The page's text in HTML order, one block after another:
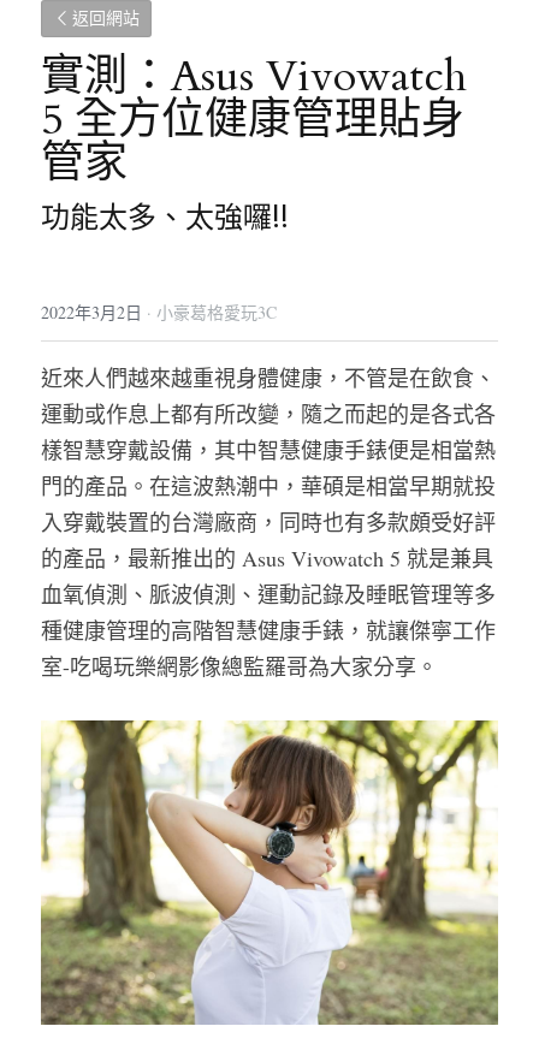
返回網站
實測：Asus Vivowatch
5 全方位健康管理貼身
管家
功能太多、太強囉!!
2022年3月2日 · 小豪葛格愛玩3C
近來人們越來越重視身體健康，不管是在飲食、
運動或作息上都有所改變，隨之而起的是各式各
樣智慧穿戴設備，其中智慧健康手錶便是相當熱
門的產品。在這波熱潮中，華碩是相當早期就投
入穿戴裝置的台灣廠商，同時也有多款頗受好評
的產品，最新推出的 Asus Vivowatch 5 就是兼具
血氧偵測、脈波偵測、運動記錄及睡眠管理等多
種健康管理的高階智慧健康手錶，就讓傑寧工作
室-吃喝玩樂網影像總監羅哥為大家分享。